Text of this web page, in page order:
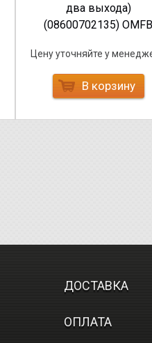
два выхода)
(08600702135) OMFB
Цену уточняйте у
В корзину
ДОСТАВКА
ОПЛАТА